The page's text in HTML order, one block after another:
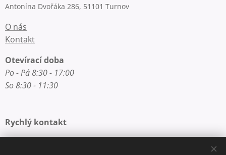
Antonína Dvořáka 286, 51101 Turnov
O nás
Kontakt
Otevírací doba
Po - Pá 8:30 - 17:00
So 8:30 - 11:30
Rychlý kontakt